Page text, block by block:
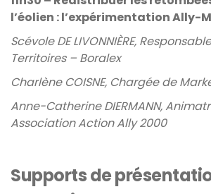
l’éolien : l’expérimentation Ally-
Scévole DE LIVONNIÈRE,
Territoires – Boralex
Charlène COISNE, Chargée de
Anne-Catherine DIERMANN,
Association Action Ally 2000
Supports de